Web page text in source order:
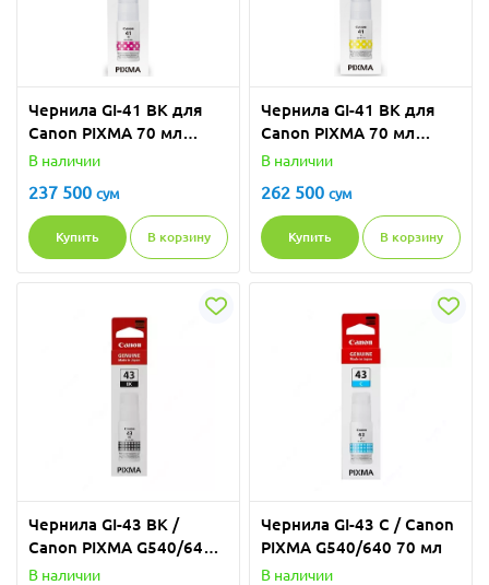
Чернила GI-41 BK для
Canon PIXMA 70 мл
пурпурный
В наличии
237 500 сум
Купить В корзину
Чернила GI-41 BK для
Canon PIXMA 70 мл
желтый
В наличии
262 500 сум
Купить В корзину
Чернила GI-43 BK /
Canon PIXMA G540/640
70 мл
В наличии
Чернила GI-43 C / Canon
PIXMA G540/640 70 мл
В наличии